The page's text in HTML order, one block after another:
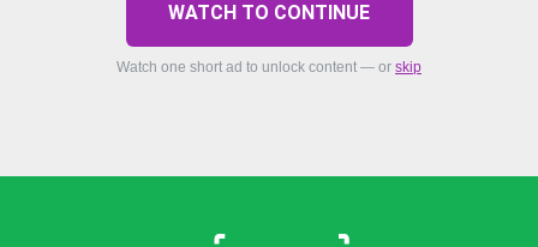
WATCH TO CONTINUE
Watch one short ad to unlock content — or skip